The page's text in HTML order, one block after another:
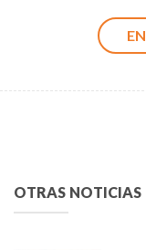
OTRAS NOTICIAS